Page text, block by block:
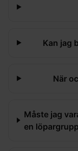
Kan jag
När
Måste jag
en